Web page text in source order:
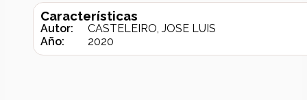
Características
Autor:
CASTELEIRO, JOSE LUIS
Año:
2020